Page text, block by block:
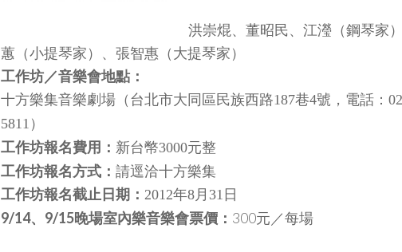
洪崇焜、董昭民、江瀅（鋼琴家
蕙（小提琴家）、張智惠（大提琴家）
工作坊／音樂會地點：
十方樂集音樂劇場（台北市大同區民族西路187巷4號，電話：
5811 ）
工作坊報名費用： 新台幣3000元整
工作坊報名方式： 請逕洽十方樂集
工作坊報名截止日期： 2012年8 月 31日
9/14、9/15晚場室內樂音樂會票價： 300元／每場